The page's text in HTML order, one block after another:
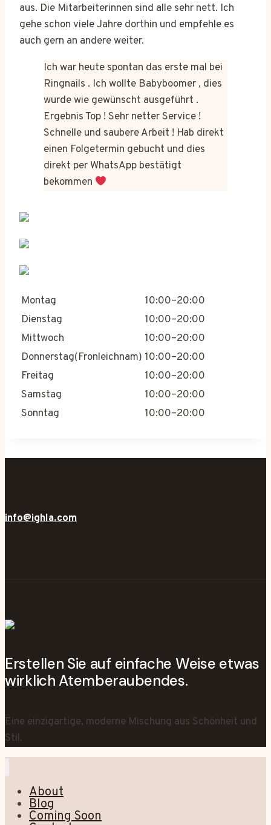
aus. Die Mitarbeiterinnen sind alle sehr nett. Ich
gehe schon viele Jahre dorthin und empfehle es
auch gern an andere weiter.
Ich war heute spontan das erste mal bei
Ringnails . Ich wollte Babyboomer , dies
wurde wie gewünscht ausgeführt .
Ergebnis Top ! Sehr netter Service !
Schnelle und saubere Arbeit ! Hab direkt
einen Folgetermin gebucht und dies
direkt per WhatsApp bestätigt
bekommen
Montag
10:00–20:00
Dienstag
10:00–20:00
Mittwoch
10:00–20:00
Donnerstag(Fronleichnam) 10:00–20:00
Freitag
10:00–20:00
Samstag
10:00–20:00
Sonntag
10:00–20:00
info@ighla.com
Erstellen Sie auf einfache Weise etwas
wirklich Atemberaubendes.
Eine einzigartige, moderne Mischung aus Schönheit und
Stil.
About
Blog
Coming Soon